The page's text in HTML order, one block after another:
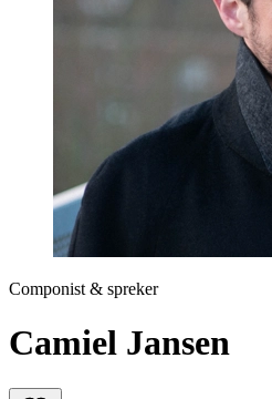
Prinsjesdag
Samenwerken
Technologie & Innovatie
Toekomst van werk
Trendwatchers
WK & EK Voetbal
Zorg
Componist & spreker
Camiel Jansen